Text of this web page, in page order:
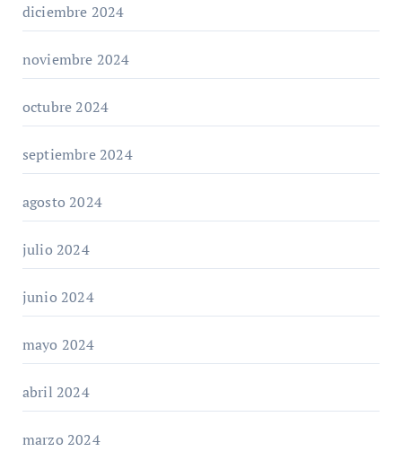
diciembre 2024
noviembre 2024
octubre 2024
septiembre 2024
agosto 2024
julio 2024
junio 2024
mayo 2024
abril 2024
marzo 2024